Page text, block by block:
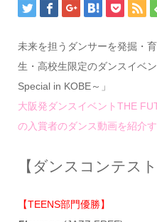
未来を担うダンサーを発掘・
生・高校生限定のダンスイベ
Special in KOBE～」
大阪発ダンスイベントTHE
の入賞者のダンス動画を紹介
【ダンスコンテスト
【TEENS部門優勝】